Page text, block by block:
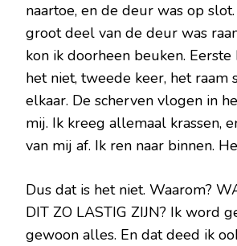
naartoe, en de deur was op
groot deel van de deur was
kon ik doorheen beuken.
het niet, tweede keer, het raam
elkaar. De scherven vlogen in
mij. Ik kreeg allemaal krassen,
van mij af. Ik ren naar binnen.
Dus dat is het niet. Waarom?
DIT ZO LASTIG ZIJN? Ik word
gewoon alles. En dat deed ik